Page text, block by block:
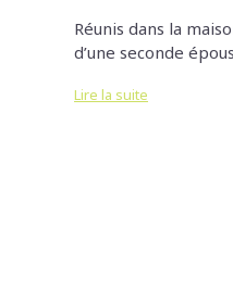
Réunis dans la
d’une seconde
Lire la suite